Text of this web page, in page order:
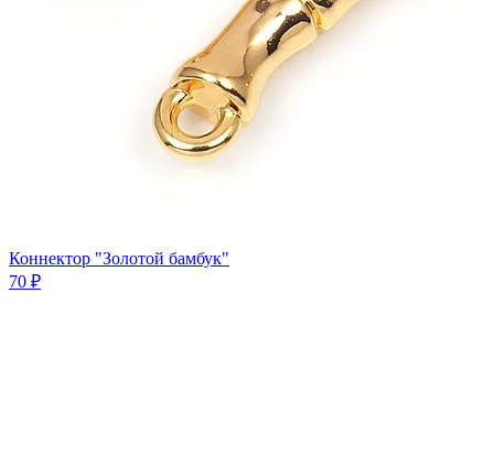
Коннектор "Золотой бамбук"
70 ₽